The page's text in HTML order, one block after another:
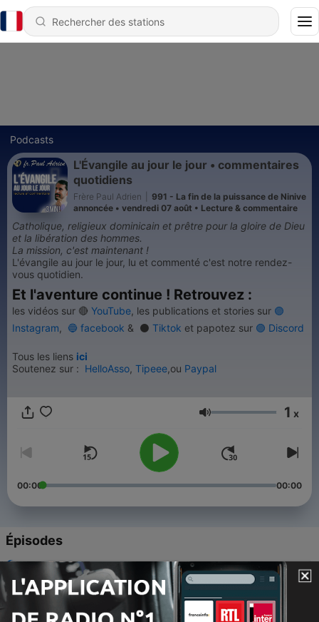
Podcasts
L'Évangile au jour le jour • commentaires
quotidiens
Frère Paul Adrien
991 - La fin de la puissance de Ninive
annoncée • vendredi 07 août • Lecture & commentaire
Catholique, religieux dominicain et prêtre pour la gloire de Dieu
et la libération des hommes.
La mission, c'est maintenant !
L'évangile au jour le jour, lu et commenté c'est notre rendez-
vous quotidien.
Et l'aventure continue ! Retrouvez :
les vidéos sur 🔴 YouTube, les publications et stories sur 🟣
Instagram, 🔵 facebook & ⚫ Tiktok et papotez sur 🟣 Discord
Tous les liens ici
Soutenez sur : HelloAsso, Tipeee,ou Paypal
Volume 1 x
00:00 00:00
Épisodes
La fin de la puissance de Ninive annoncée •
vendredi 07 août • Lecture & commentaire